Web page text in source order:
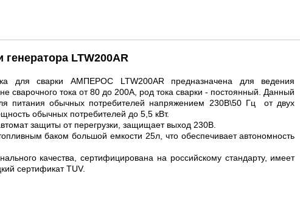
LTW200AR
для сварки АМПЕРОС LTW200AR предназначена для ведения
сварочного тока от 80 до 200А, род тока сварки - постоянный. Данный
питания обычных потребителей напряжением 230В\50 Гц от двух
обычных потребителей до 5,5 кВт.
защиты от перегрузки, защищает выход 230В.
баком большой емкости 25л, что обеспечивает автономность
качества, сертифицирована на российскому стандарту, имеет
сертификат TUV.